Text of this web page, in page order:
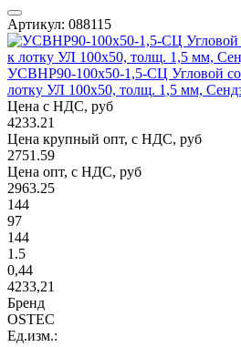
Артикул: 088115
УСВНР90-100х50-1,5-СЦ Угловой
лотку УЛ 100х50, толщ. 1,5 мм,
Цена с НДС, руб
4233.21
Цена крупный опт, с НДС, руб
2751.59
Цена опт, с НДС, руб
2963.25
144
97
144
1.5
0,44
4233,21
Бренд
OSTEC
Ед.изм.: